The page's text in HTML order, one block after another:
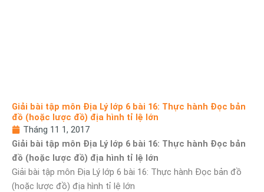
Giải bài tập môn Địa Lý lớp 6 bài 16: Thực hành Đọc bản
đồ (hoặc lược đồ) địa hình tỉ lệ lớn
Tháng 11 1, 2017
Giải bài tập môn Địa Lý lớp 6 bài 16: Thực hành Đọc bản
đồ (hoặc lược đồ) địa hình tỉ lệ lớn
Giải bài tập môn Địa Lý lớp 6 bài 16: Thực hành Đọc bản đồ
(hoặc lược đồ) địa hình tỉ lệ lớn